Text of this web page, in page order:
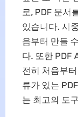
로, PDF 문서
있습니다. 시
음부터 만들
다. 또한 PDF
전히 처음부
류가 있는
는 최고의 도